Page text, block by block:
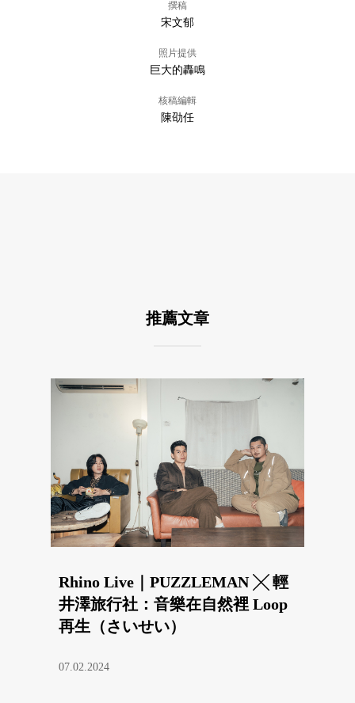
撰稿
宋文郁
照片提供
巨大的轟鳴
核稿編輯
陳劭任
推薦文章
Rhino Live｜PUZZLEMAN ╳ 輕
井澤旅行社：音樂在自然裡 Loop
再生（さいせい）
07.02.2024